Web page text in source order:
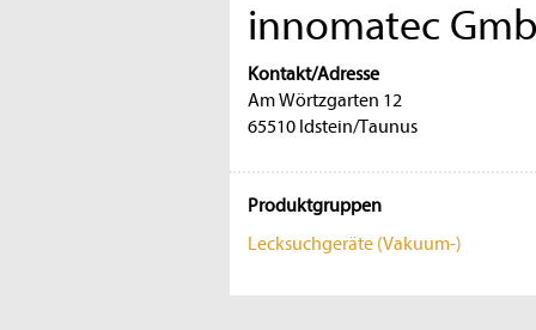
innomatec
Kontakt/Adresse
Am Wörtzgarten 12
65510 Idstein/Taunus
Produktgruppen
Lecksuchgeräte (Vakuum-)